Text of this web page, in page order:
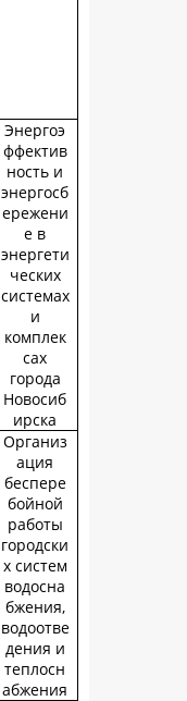
Энергоэ
ффектив
ность и
энергосб
ережени
е в
энергети
ческих
системах
и
комплек
сах
города
Новосиб
ирска
Организ
ация
беспере
бойной
работы
городски
х систем
водосна
бжения,
водоотве
дения и
теплосн
абжения